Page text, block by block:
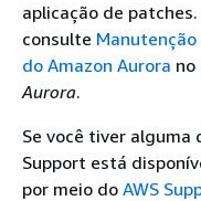
aplicação de
consulte
do Amazon Aurora no
Aurora.
Se você tiver alguma
Support está
por meio do AWS